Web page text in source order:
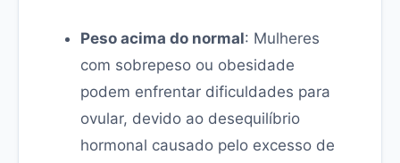
Peso acima do normal: Mulheres
com sobrepeso ou obesidade
podem enfrentar dificuldades para
ovular, devido ao desequilíbrio
hormonal causado pelo excesso de